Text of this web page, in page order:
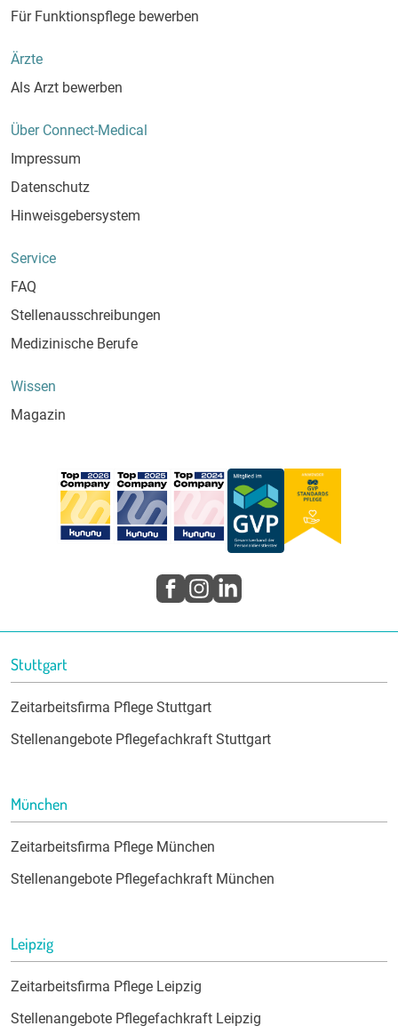
Für Funktionspflege bewerben
Ärzte
Als Arzt bewerben
Über Connect-Medical
Impressum
Datenschutz
Hinweisgebersystem
Service
FAQ
Stellenausschreibungen
Medizinische Berufe
Wissen
Magazin
Stuttgart
Zeitarbeitsfirma Pflege Stuttgart
Stellenangebote Pflegefachkraft Stuttgart
München
Zeitarbeitsfirma Pflege München
Stellenangebote Pflegefachkraft München
Leipzig
Zeitarbeitsfirma Pflege Leipzig
Stellenangebote Pflegefachkraft Leipzig